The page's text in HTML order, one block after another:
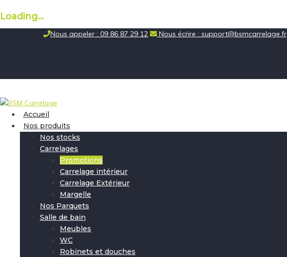
Loading...
Nous appeler : 09 86 87 29 12 Nous écrire : support@bsmcarrelage.fr
Accueil
Nos produits
Nos stocks
Carrelages
Promotions
Carrelage intérieur
Carrelage Extérieur
Margelle
Nos Parquets
Salle de bain
Meubles
WC
Robinets et douches